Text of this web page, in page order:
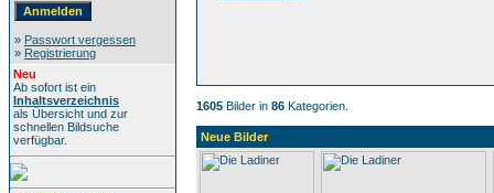
» Passwort vergessen
» Registrierung
Neu
Ab sofort ist ein
Inhaltsverzeichnis
als Übersicht und zur
schnellen Bildsuche
verfügbar.
1605 Bilder in 86 Kategorien.
Neue Bilder